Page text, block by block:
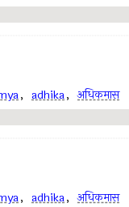
, adhika, अधिकमास
, adhika, अधिकमास